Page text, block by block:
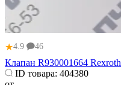
★4.9 46
Клапан R930001664 Rexroth
ID товара: 404380